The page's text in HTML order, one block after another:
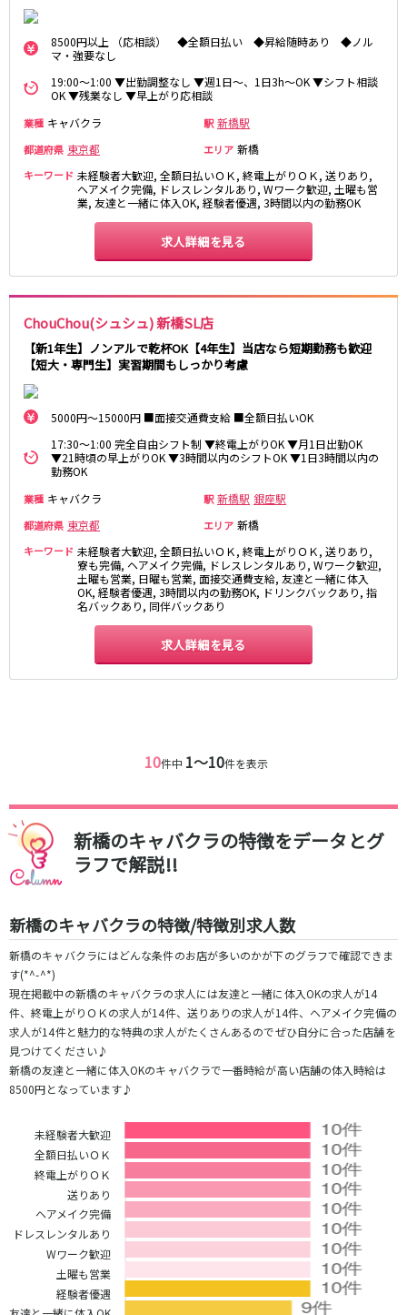
8500円以上 （応相談） ◆全額日払い ◆昇給随時あり ◆ノル
マ・強要なし
19:00～1:00 ▼出勤調整なし ▼週1日～、1日3h～OK ▼シフト相談
OK ▼残業なし ▼早上がり応相談
業種 キャバクラ 駅 新橋駅
都道府県 東京都 エリア 新橋
キーワード 未経験者大歓迎, 全額日払いＯＫ, 終電上がりＯＫ, 送りあり,
ヘアメイク完備, ドレスレンタルあり, Wワーク歓迎, 土曜も営
業, 友達と一緒に体入OK, 経験者優遇, 3時間以内の勤務OK
求人詳細を見る
ChouChou(シュシュ) 新橋SL店
【新1年生】ノンアルで乾杯OK【4年生】当店なら短期勤務も歓迎
【短大・専門生】実習期間もしっかり考慮
5000円～15000円 ■面接交通費支給 ■全額日払いOK
17:30～1:00 完全自由シフト制 ▼終電上がりOK ▼月1日出勤OK
▼21時頃の早上がりOK ▼3時間以内のシフトOK ▼1日3時間以内の
勤務OK
業種 キャバクラ 駅 新橋駅 銀座駅
都道府県 東京都 エリア 新橋
キーワード 未経験者大歓迎, 全額日払いＯＫ, 終電上がりＯＫ, 送りあり,
寮も完備, ヘアメイク完備, ドレスレンタルあり, Wワーク歓迎,
土曜も営業, 日曜も営業, 面接交通費支給, 友達と一緒に体入
OK, 経験者優遇, 3時間以内の勤務OK, ドリンクバックあり, 指
名バックあり, 同伴バックあり
求人詳細を見る
10件中 1〜10件を表示
新橋のキャバクラの特徴をデータとグ
ラフで解説!!
新橋のキャバクラの特徴/特徴別求人数
新橋のキャバクラにはどんな条件のお店が多いのかが下のグラフで確認できま
す(*^-^*)
現在掲載中の新橋のキャバクラの求人には友達と一緒に体入OKの求人が14
件、終電上がりＯＫの求人が14件、送りありの求人が14件、ヘアメイク完備の
求人が14件と魅力的な特典の求人がたくさんあるのでぜひ自分に合った店舗を
見つけてください♪
新橋の友達と一緒に体入OKのキャバクラで一番時給が高い店舗の体入時給は
8500円となっています♪
未経験者大歓迎
全額日払いＯＫ
終電上がりＯＫ
送りあり
ヘアメイク完備
ドレスレンタルあり
Wワーク歓迎
土曜も営業
経験者優遇
JR埼京線
池袋駅
大宮駅
恵比寿駅
渋谷駅
川越駅
十条駅
北赤羽駅
板橋駅
西武多摩湖線
国分寺駅 八坂駅
小田急小田原線
新宿駅
町田駅
本厚木駅
厚木駅
相模大野駅
下北沢駅
登戸駅
成城学園前駅
経堂駅
小田急相模原駅
小田原駅
豪徳寺駅
JR東海道本線
新橋駅
川崎駅
横浜駅
藤沢駅
平塚駅
大船駅
茅ヶ崎駅
辻堂駅
小田原駅
渋谷駅
自由が丘駅
代官山駅
綱島駅
祐天寺駅
元住吉駅
東急目黒線
武蔵小杉駅
目黒駅
武蔵小山駅
日吉駅
JR常磐線(上野～取手)
上野駅
綾瀬駅
日暮里駅
南柏駅
取手駅
金町駅
北松戸駅
新松戸駅
亀有駅
馬橋駅
東京メトロ千代田線
北千住駅 赤坂駅